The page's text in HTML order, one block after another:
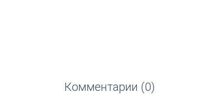
Комментарии (0)